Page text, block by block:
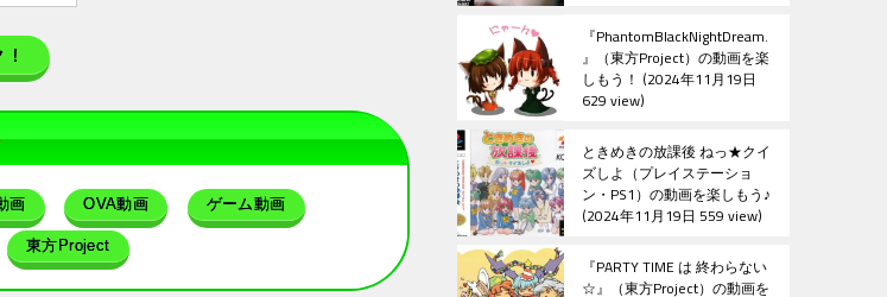
画 OVA動画 ゲーム動画
東方Project
『PhantomBlackNightDream.
』（東方Project）の動画を楽
しもう！ 2024年11月19日
629 view
ときめきの放課後 ねっ★クイ
ズしよ（プレイステーショ
ン・PS1）の動画を楽しもう♪
2024年11月19日 559 view
『PARTY TIME は 終わらない
☆』（東方Project）の動画を